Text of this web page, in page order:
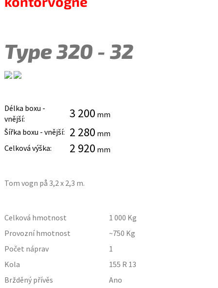
Type 320 - 32
Délka boxu -
vnější:
3 200 mm
Šířka boxu - vnější: 2 280 mm
Celková výška:
2 920 mm
Tom vogn på 3,2 x 2,3 m.
Celková hmotnost 1 000 Kg
Provozní hmotnost
~750 Kg
Počet náprav
1
Kola
155 R 13
Bržděný přívěs
Ano